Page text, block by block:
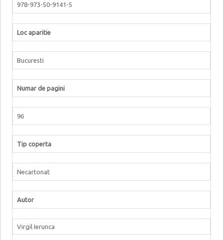
978-973-50-9141-5
Loc aparitie
Bucuresti
Numar de pagini
96
Tip coperta
Necartonat
Autor
Virgil Ierunca